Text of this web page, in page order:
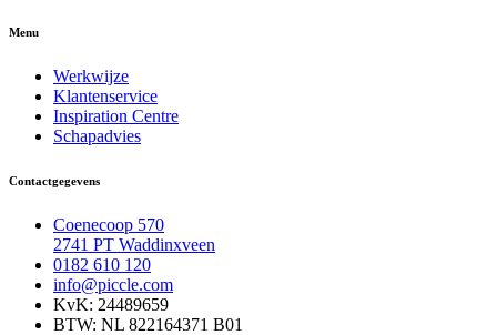
Menu
Werkwijze
Klantenservice
Inspiration Centre
Schapadvies
Contactgegevens
Coenecoop 570
2741 PT Waddinxveen
0182 610 120
info@piccle.com
KvK: 24489659
BTW: NL 822164371 B01